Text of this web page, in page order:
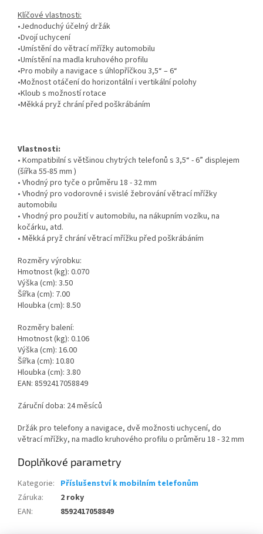
Klíčové vlastnosti:
•Jednoduchý účelný držák
•Dvojí uchycení
•Umístění do větrací mřížky automobilu
•Umístění na madla kruhového profilu
•Pro mobily a navigace s úhlopříčkou 3,5“ – 6“
•Možnost otáčení do horizontální i vertikální polohy
•Kloub s možností rotace
•Měkká pryž chrání před poškrábáním
Vlastnosti:
• Kompatibilní s většinou chytrých telefonů s 3,5“ - 6” displejem
(šířka 55-85 mm )
• Vhodný pro tyče o průměru 18 - 32 mm
• Vhodný pro vodorovné i svislé žebrování větrací mřížky
automobilu
• Vhodný pro použití v automobilu, na nákupním vozíku, na
kočárku, atd.
• Měkká pryž chrání větrací mřížku před poškrábáním
Rozměry výrobku:
Hmotnost (kg): 0.070
Výška (cm): 3.50
Šířka (cm): 7.00
Hloubka (cm): 8.50
Rozměry balení:
Hmotnost (kg): 0.106
Výška (cm): 16.00
Šířka (cm): 10.80
Hloubka (cm): 3.80
EAN: 8592417058849
Záruční doba: 24 měsíců
Držák pro telefony a navigace, dvě možnosti uchycení, do
větrací mřížky, na madlo kruhového profilu o průměru 18 - 32 mm
Doplňkové parametry
Kategorie: Příslušenství k mobilním telefonům
Záruka:
2 roky
EAN: 8592417058849